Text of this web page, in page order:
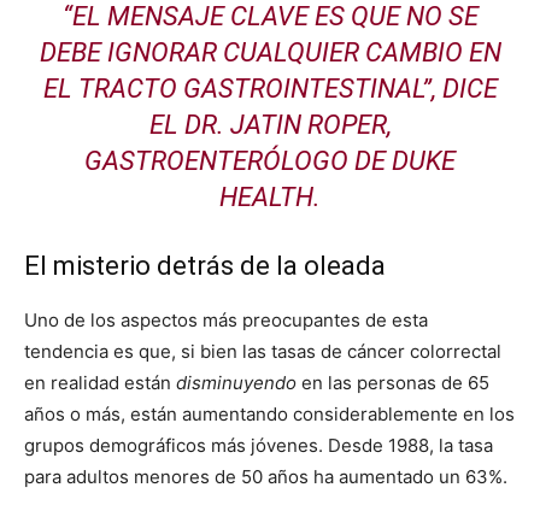
“EL MENSAJE CLAVE ES QUE NO SE
DEBE IGNORAR CUALQUIER CAMBIO EN
EL TRACTO GASTROINTESTINAL”, DICE
EL DR. JATIN ROPER,
GASTROENTERÓLOGO DE DUKE
HEALTH.
El misterio detrás de la oleada
Uno de los aspectos más preocupantes de esta
tendencia es que, si bien las tasas de cáncer colorrectal
en realidad están disminuyendo en las personas de 65
años o más, están aumentando considerablemente en los
grupos demográficos más jóvenes. Desde 1988, la tasa
para adultos menores de 50 años ha aumentado un 63%.